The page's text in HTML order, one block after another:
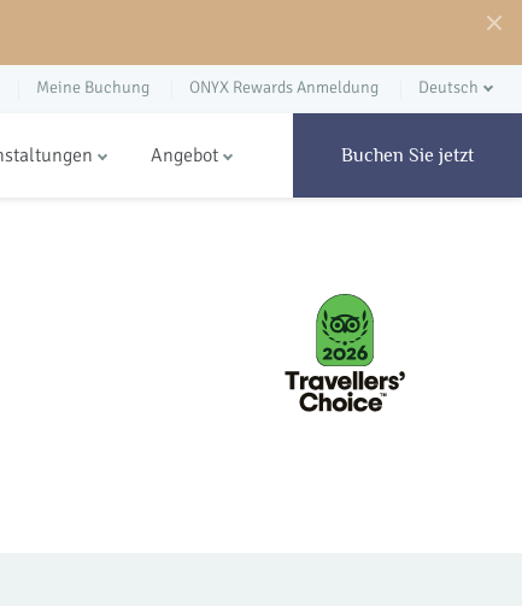
Meine Buchung ONYX Rewards Anmeldung Deutsch
Angebot Buchen Sie jetzt